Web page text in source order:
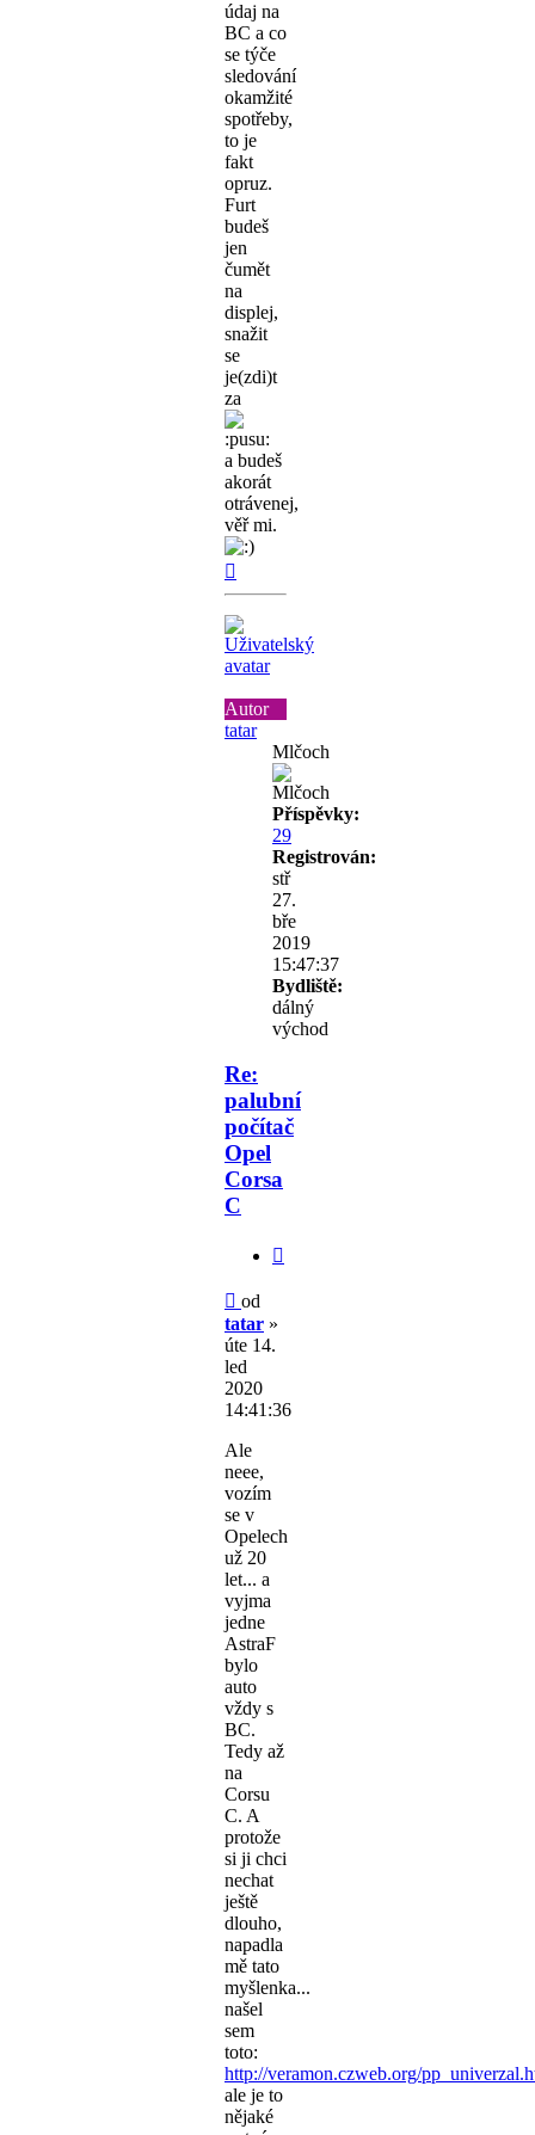
údaj na
BC a co
se týče
sledování
okamžité
spotřeby,
to je
fakt
opruz.
Furt
budeš
jen
čumět
na
displej,
snažit
se
je(zdi)t
za
a budeš
akorát
otrávenej,
věř mi.
Autor
tatar
Mlčoch
Příspěvky:
29
Registrován:
stř
27.
bře
2019
15:47:37
Bydliště:
dálný
východ
Re:
palubní
počítač
Opel
Corsa
C
Příspěvek
od
tatar »
úte 14.
led
2020
14:41:36
Ale
neee,
vozím
se v
Opelech
už 20
let... a
vyjma
jedne
AstraF
bylo
auto
vždy s
BC.
Tedy až
na
Corsu
C. A
protože
si ji chci
nechat
ještě
dlouho,
napadla
mě tato
myšlenka...
našel
sem
toto:
http://veramon.czweb.org/
ale je to
nějaké